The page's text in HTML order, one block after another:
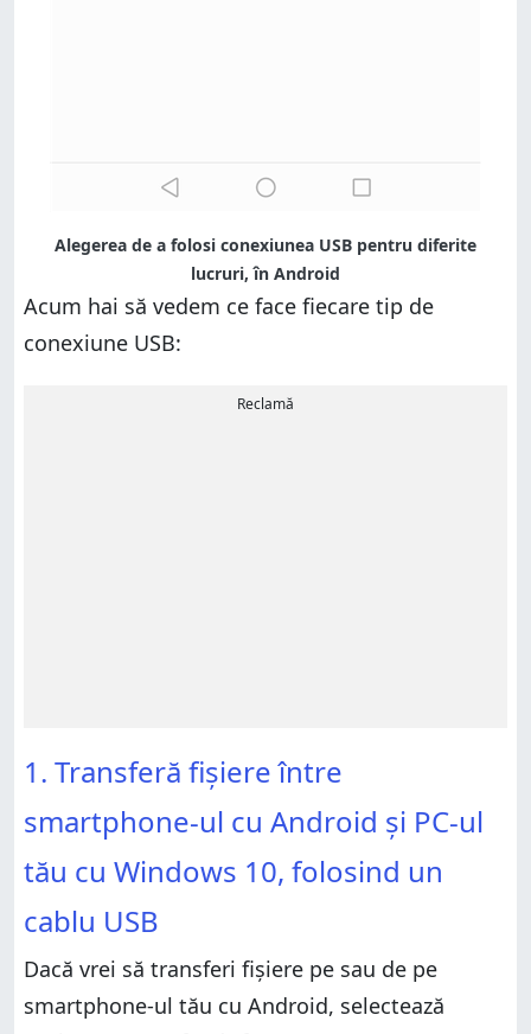
Alegerea de a folosi conexiunea USB pentru diferite
lucruri, în Android
Acum hai să vedem ce face fiecare tip de
conexiune USB:
Reclamă
1. Transferă fișiere între
smartphone-ul cu Android și PC-ul
tău cu Windows 10, folosind un
cablu USB
Dacă vrei să transferi fișiere pe sau de pe
smartphone-ul tău cu Android, selectează